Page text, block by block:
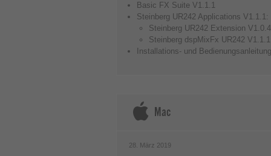
Basic FX Suite V1.1.1
Steinberg UR242 Applications V1.1.1:
Steinberg UR242 Extension V1.0.4
Steinberg dspMixFx UR242 V1.1.1
Installations- und Bedienungsanleitung
Mac
28. März 2019